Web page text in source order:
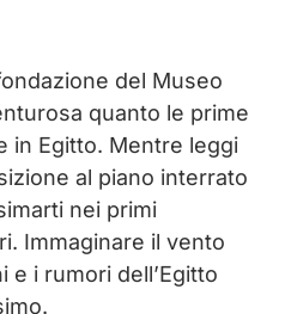
del Museo
quanto le prime
in Egitto. Mentre leggi
al piano interrato
nei primi
Immaginare il vento
e i rumori dell’Egitto